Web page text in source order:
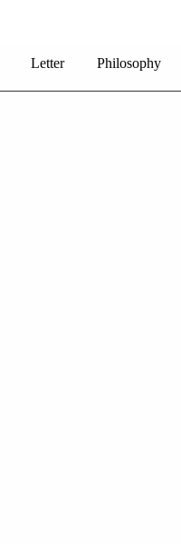
Letter Philosophy